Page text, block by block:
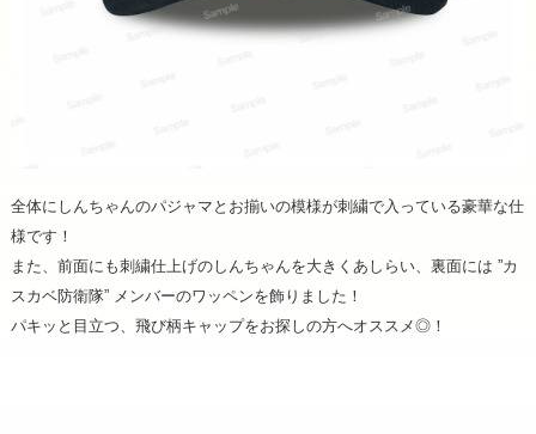
全体にしんちゃんのパジャマとお揃いの模様が刺繍で入っている豪華な仕
様です！
また、前面にも刺繍仕上げのしんちゃんを大きくあしらい、裏面には ”カ
スカベ防衛隊” メンバーのワッペンを飾りました！
パキッと目立つ、飛び柄キャップをお探しの方へオススメ◎！